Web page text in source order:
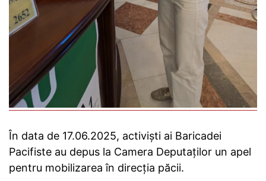
În data de 17.06.2025, activiști ai Baricadei
Pacifiste au depus la Camera Deputaților un apel
pentru mobilizarea în direcția păcii.